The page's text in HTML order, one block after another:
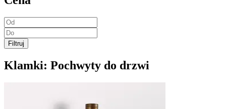
Filtruj
Klamki: Pochwyty do drzwi